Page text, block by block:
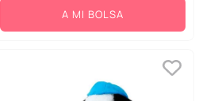
A MI BOLSA